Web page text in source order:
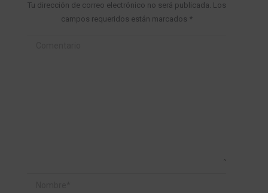
Tu dirección de correo electrónico no será publicada. Los
campos requeridos están marcados *